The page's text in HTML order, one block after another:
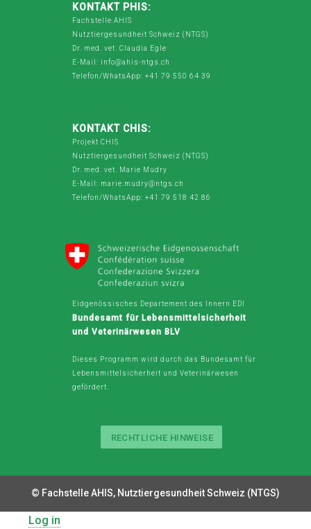
KONTAKT PHIS:
Fachstelle AHIS
Nutztiergesundheit Schweiz (NTGS)
Dr. med. vet. Claudia Egle
E-Mail: info@ahis-ntgs.ch
Telefon/WhatsApp: +41 79 550 64 39
KONTAKT CHIS:
Projekt CHIS
Nutztiergesundheit Schweiz (NTGS)
Dr. med. vet. Marie Mudry
E-Mail: marie.mudry@ntgs.ch
Telefon/WhatsApp: +41 79 518 42 86
Eidgenössisches Departement des Innern EDI
Bundesamt für Lebensmittelsicherheit
und Veterinärwesen BLV
Dieses Programm wird durch das Bundesamt für
Lebensmittelsicherheit und Veterinärwesen
gefördert.
Button
RECHTLICHE HINWEISE
© Fachstelle AHIS, Nutztiergesundheit Schweiz (NTGS)
Log in